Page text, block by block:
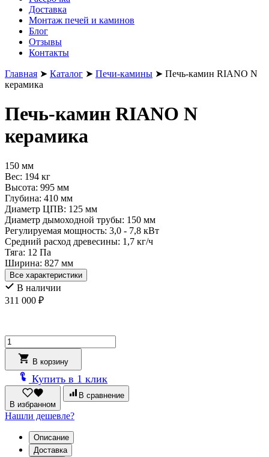
Доставка
Монтаж печей и каминов
Блог
Отзывы
Контакты
Главная ➤ Каталог ➤ Печи-камины ➤ Печь-камин RIANO N
керамика
Печь-камин RIANO N
керамика
150 мм
Вес: 194 кг
Высота: 995 мм
Глубина: 410 мм
Диаметр ЦПВ: 125 мм
Диаметр дымоходной трубы: 150 мм
Регулируемая мощность: 3,0 - 7,8 кВт
Средний расход древесины: 1,7 кг/ч
Тяга: 12 Пa
Ширина: 827 мм
Все характеристики
В наличии
311 000 ₽
Количество
товара
Печь-
камин
RIANO
керамика
В корзину
Купить в 1 клик
В избранном
В сравнение
Нашли дешевле?
Описание
Доставка